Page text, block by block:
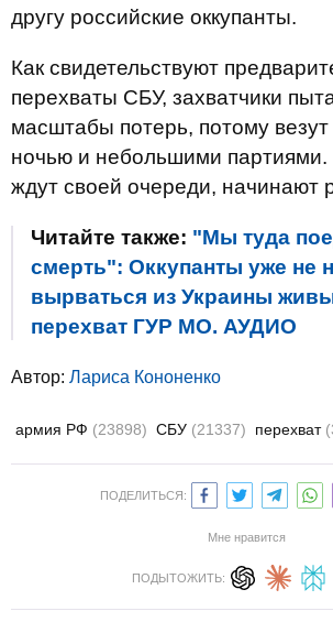
другу российские оккупанты.
Как свидетельствуют
перехваты СБУ, захватчики
масштабы потерь, потому везут
ночью и небольшими партиями.
ждут своей очереди, начинают
Читайте также: "Мы туда
смерть": Оккупанты уже не
вырваться из Украины
перехват ГУР МО. АУДИО
Автор: Лариса Кононенко
армия РФ (23898) СБУ (21337) перехват
ПОДЕЛИТЬСЯ:
Мне нравится
ПОДЫТОЖИТЬ: